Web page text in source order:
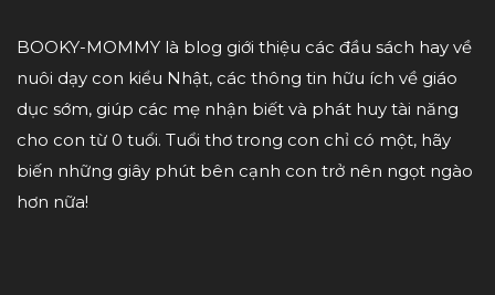
BOOKY-MOMMY là blog giới thiệu các đầu sách hay về
nuôi dạy con kiểu Nhật, các thông tin hữu ích về giáo
dục sớm, giúp các mẹ nhận biết và phát huy tài năng
cho con từ 0 tuổi. Tuổi thơ trong con chỉ có một, hãy
biến những giây phút bên cạnh con trở nên ngọt ngào
hơn nữa!